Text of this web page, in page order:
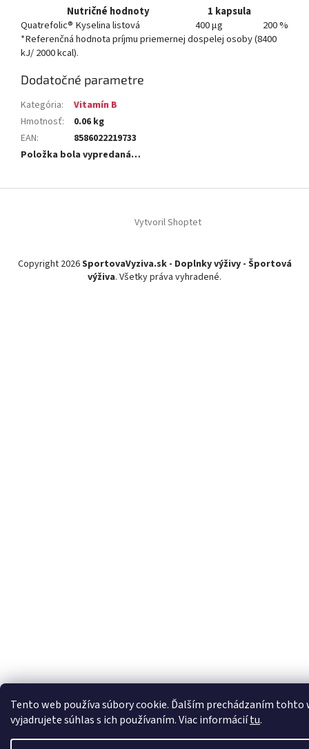
Tento web používa súbory cookie. Ďalším prechádzaním tohto
vyjadrujete súhlas s ich používaním. Viac informáciítu.
Nutričné hodnoty
1 kapsula
Quatrefolic® Kyselina listová
400 μg
200 %
*Referenčná hodnota príjmu priemernej dospelej osoby (8400
kJ/ 2000 kcal).
Dodatočné parametre
Kategória:
Vitamín B
Hmotnosť:
0.06 kg
EAN:
8586022219733
Položka bola vypredaná…
Vytvoril Shoptet
Copyright 2026SportovaVyziva.sk - Doplnky výživy - Športová
výživa. Všetky práva vyhradené.